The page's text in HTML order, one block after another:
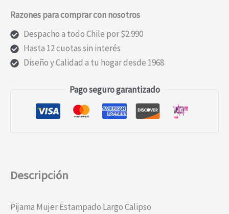
cantidad
Razones para comprar con nosotros
Despacho a todo Chile por $2.990
Hasta 12 cuotas sin interés
Diseño y Calidad a tu hogar desde 1968
Pago seguro garantizado
Descripción
Pijama Mujer Estampado Largo Calipso